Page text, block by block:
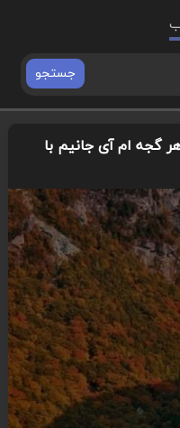
جستجو
گجه ام آی جانیم با